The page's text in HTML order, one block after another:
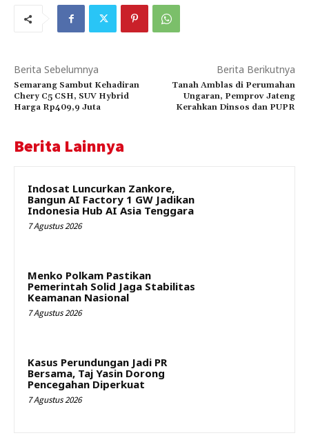
Berita Sebelumnya
Semarang Sambut Kehadiran
Chery C5 CSH, SUV Hybrid
Harga Rp409,9 Juta
Berita Berikutnya
Tanah Amblas di Perumahan
Ungaran, Pemprov Jateng
Kerahkan Dinsos dan PUPR
Berita Lainnya
Indosat Luncurkan Zankore,
Bangun AI Factory 1 GW Jadikan
Indonesia Hub AI Asia Tenggara
7 Agustus 2026
Menko Polkam Pastikan
Pemerintah Solid Jaga Stabilitas
Keamanan Nasional
7 Agustus 2026
Kasus Perundungan Jadi PR
Bersama, Taj Yasin Dorong
Pencegahan Diperkuat
7 Agustus 2026